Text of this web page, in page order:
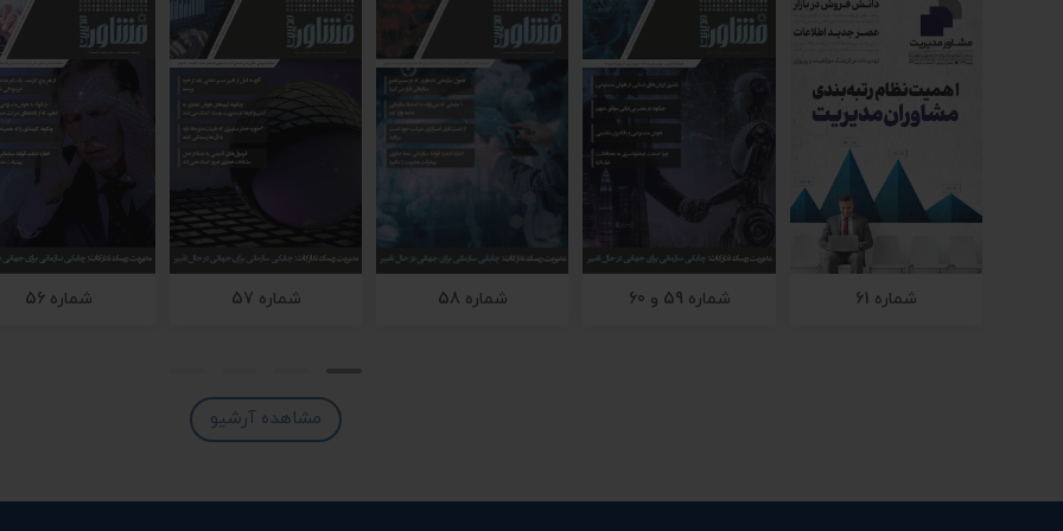
شماره 61 شماره 59 و 60 شماره 58 شماره 57 شماره 56
مشاهده آرشیو